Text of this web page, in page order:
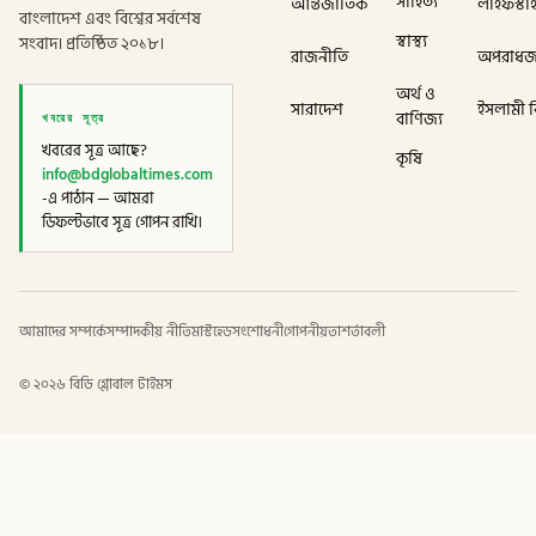
বাংলাদেশ এবং বিশ্বের সর্বশেষ
সংবাদ। প্রতিষ্ঠিত ২০১৮।
খবরের সূত্র
খবরের সূত্র আছে?
info@bdglobaltimes.com
-এ পাঠান — আমরা
ডিফল্টভাবে সূত্র গোপন রাখি।
রাজনীতি
সারাদেশ
স্বাস্থ্য
অর্থ ও
বাণিজ্য
কৃষি
ইসলামী
আমাদের সম্পর্কেসম্পাদকীয় নীতিমাস্টহেডসংশোধনীগোপনীয়তাশর্তাবলী
©২০২৬ বিডি গ্লোবাল টাইমস